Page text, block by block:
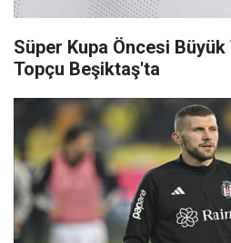
Süper Kupa Öncesi
Topçu Beşiktaş'ta